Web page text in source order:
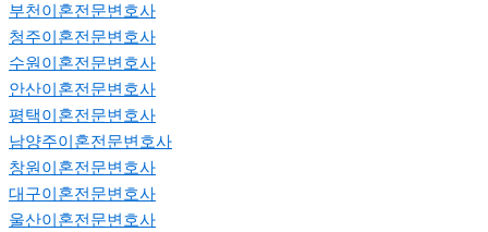
부천이혼전문변호사
청주이혼전문변호사
수원이혼전문변호사
안산이혼전문변호사
평택이혼전문변호사
남양주이혼전문변호사
창원이혼전문변호사
대구이혼전문변호사
울산이혼전문변호사